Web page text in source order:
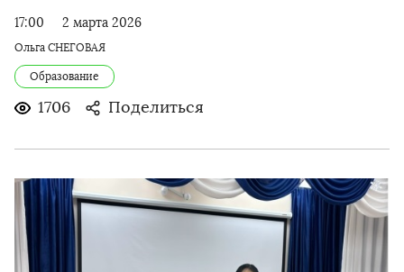
17:00 2 марта 2026
Ольга СНЕГОВАЯ
Образование
1706 Поделиться